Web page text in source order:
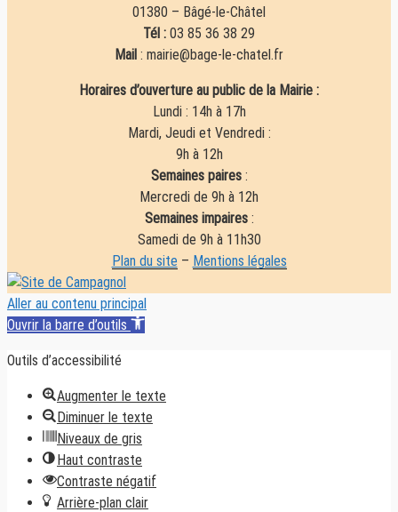
01380 – Bâgé-le-Châtel
Tél : 03 85 36 38 29
Mail : mairie@bage-le-chatel.fr
Horaires d’ouverture au public de la Mairie :
Lundi : 14h à 17h
Mardi, Jeudi et Vendredi :
9h à 12h
Semaines paires:
Mercredi de 9h à 12h
Semaines impaires:
Samedi de 9h à 11h30
Plan du site – Mentions légales
Aller au contenu principal
Ouvrir la barre d’outils
Outils d’accessibilité
Augmenter le texte
Diminuer le texte
Niveaux de gris
Haut contraste
Contraste négatif
Arrière-plan clair